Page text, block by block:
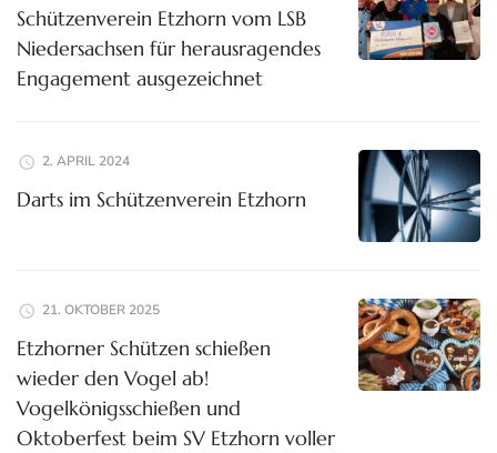
Schützenverein Etzhorn vom LSB
Niedersachsen für herausragendes
Engagement ausgezeichnet
2. APRIL 2024
Darts im Schützenverein Etzhorn
21. OKTOBER 2025
Etzhorner Schützen schießen
wieder den Vogel ab!
Vogelkönigsschießen und
Oktoberfest beim SV Etzhorn voller